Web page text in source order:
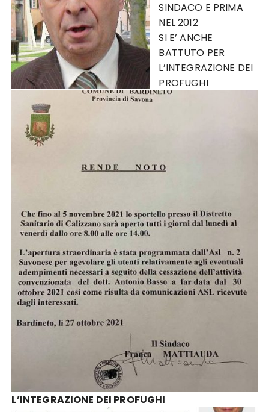
SINDACO E PRIMA
NEL 2012
SI E’ ANCHE
BATTUTO PER
L’INTEGRAZIONE DEI
PROFUGHI
L’INTEGRAZIONE DEI PROFUGHI